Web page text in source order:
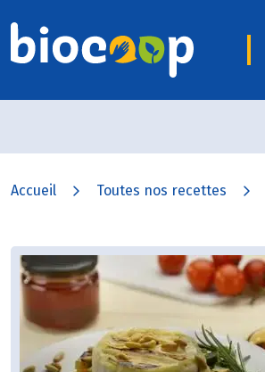
Accueil Toutes nos recettes